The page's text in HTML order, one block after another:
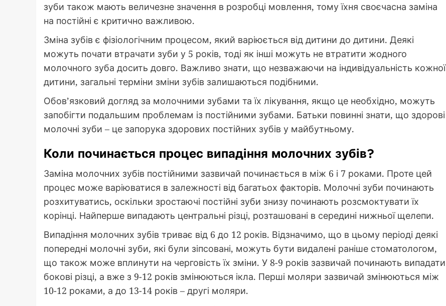
зуби також мають величезне значення в розробці мовлення, тому їхня своєчасна заміна
на постійні є критично важливою.
Зміна зубів є фізіологічним процесом, який варіюється від дитини до дитини. Деякі
можуть почати втрачати зуби у 5 років, тоді як інші можуть не втратити жодного
молочного зуба досить довго. Важливо знати, що незважаючи на індивідуальність кожної
дитини, загальні терміни зміни зубів залишаються подібними.
Обов’язковий догляд за молочними зубами та їх лікування, якщо це необхідно, можуть
запобігти подальшим проблемам із постійними зубами. Батьки повинні знати, що здорові
молочні зуби – це запорука здорових постійних зубів у майбутньому.
Коли починається процес випадіння молочних зубів?
Заміна молочних зубів постійними зазвичай починається в між 6 і 7 роками. Проте цей
процес може варіюватися в залежності від багатьох факторів. Молочні зуби починають
розхитуватись, оскільки зростаючі постійні зуби знизу починають розсмоктувати їх
корінці. Найперше випадають центральні різці, розташовані в середині нижньої щелепи.
Випадіння молочних зубів триває від 6 до 12 років. Відзначимо, що в цьому періоді деякі
попередні молочні зуби, які були зіпсовані, можуть бути видалені раніше стоматологом,
що також може вплинути на черговість їх зміни. У 8-9 років зазвичай починають випадати
бокові різці, а вже з 9-12 років змінюються ікла. Перші моляри зазвичай змінюються між
10-12 роками, а до 13-14 років – другі моляри.